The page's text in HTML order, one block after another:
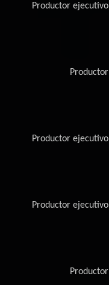
Productor ejecutivo
Productor
Productor ejecutivo
Productor ejecutivo
Productor